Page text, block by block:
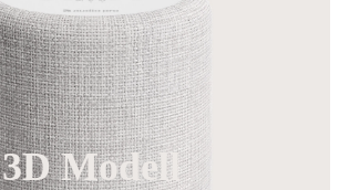
3D Modell